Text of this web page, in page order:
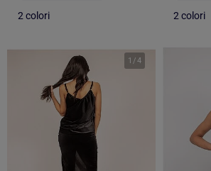
2 colori 2 colori
1 /4